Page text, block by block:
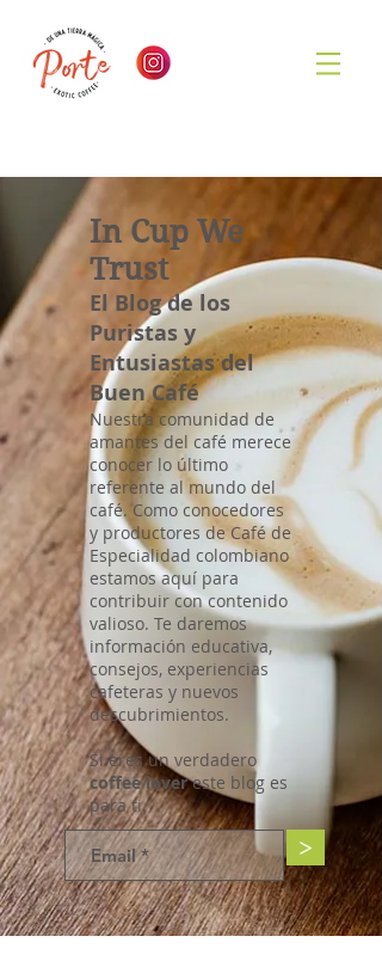
In Cup We
Trust
El Blog de los
Puristas y
Entusiastas del
Buen Café
Nuestra comunidad de
amantes del café merece
conocer lo último
referente al mundo del
café. Como conocedores
y productores de Café de
Especialidad colombiano
estamos aquí para
contribuir con contenido
valioso. Te daremos
información educativa,
consejos, experiencias
cafeteras y nuevos
descubrimientos.
Si eres un verdadero
coffee lovereste blog es
para ti.
>